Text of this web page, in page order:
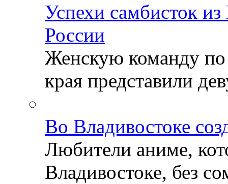
Успехи самбисток
России
Женскую команду
края представили
Во Владивостоке
Любители аниме,
Владивостоке, без